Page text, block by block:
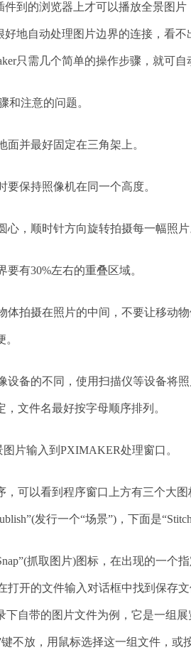
件到的浏览器上才可以播放全景图
好地自动处理图片边界的连接，看
只需几个简单的操作步骤，就可
和注意的问题。
面并最好固定在三角架上。
要保持照像机在同一个高度。
心，顺时针方向旋转拍摄每一幅照片
要有30%左右的重叠区域。
体拍摄在照片的中间，不要让移动
设备的不同，使用扫描仪等设备将
文件名最好按字母顺序排列。
片输入到PXIMAKER处理窗口。
，可以看到程序窗口上方有三个大
发行一个“场景”)，下面是
抓取图片)图标，在出现的一个
打开的文件输入对话框中找到保存
下自带的图片文件为例，它是一组
键不放，用鼠标选择这一组文件，